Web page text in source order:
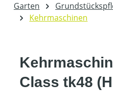
Garten
Kehrmaschinen
Class tk48